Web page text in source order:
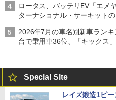
ロータス、バッテリEV「エメ
ターナショナル・サーキット
2026年7月の車名別新車ラン
台で乗用車36位、「キックス
Special Site
レイズ鍛造1ピ